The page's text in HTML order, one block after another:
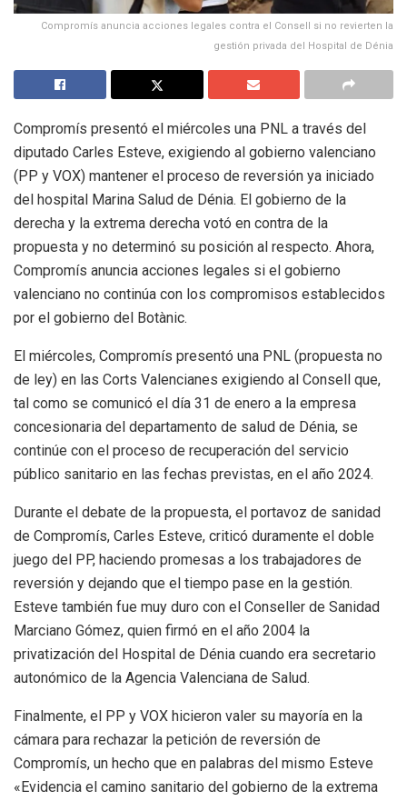
Compromís anuncia acciones legales contra el Consell si no revierten la
gestión privada del Hospital de Dénia
Compromís presentó el miércoles una PNL a través del
diputado Carles Esteve, exigiendo al gobierno valenciano
(PP y VOX) mantener el proceso de reversión ya iniciado
del hospital Marina Salud de Dénia. El gobierno de la
derecha y la extrema derecha votó en contra de la
propuesta y no determinó su posición al respecto. Ahora,
Compromís anuncia acciones legales si el gobierno
valenciano no continúa con los compromisos establecidos
por el gobierno del Botànic.
El miércoles, Compromís presentó una PNL (propuesta no
de ley) en las Corts Valencianes exigiendo al Consell que,
tal como se comunicó el día 31 de enero a la empresa
concesionaria del departamento de salud de Dénia, se
continúe con el proceso de recuperación del servicio
público sanitario en las fechas previstas, en el año 2024.
Durante el debate de la propuesta, el portavoz de sanidad
de Compromís, Carles Esteve, criticó duramente el doble
juego del PP, haciendo promesas a los trabajadores de
reversión y dejando que el tiempo pase en la gestión.
Esteve también fue muy duro con el Conseller de Sanidad
Marciano Gómez, quien firmó en el año 2004 la
privatización del Hospital de Dénia cuando era secretario
autonómico de la Agencia Valenciana de Salud.
Finalmente, el PP y VOX hicieron valer su mayoría en la
cámara para rechazar la petición de reversión de
Compromís, un hecho que en palabras del mismo Esteve
«Evidencia el camino sanitario del gobierno de la extrema